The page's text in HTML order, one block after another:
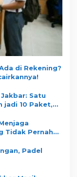
di Rekening?
Satu
jadi 10 Paket,
Tidak Pernah
Padel